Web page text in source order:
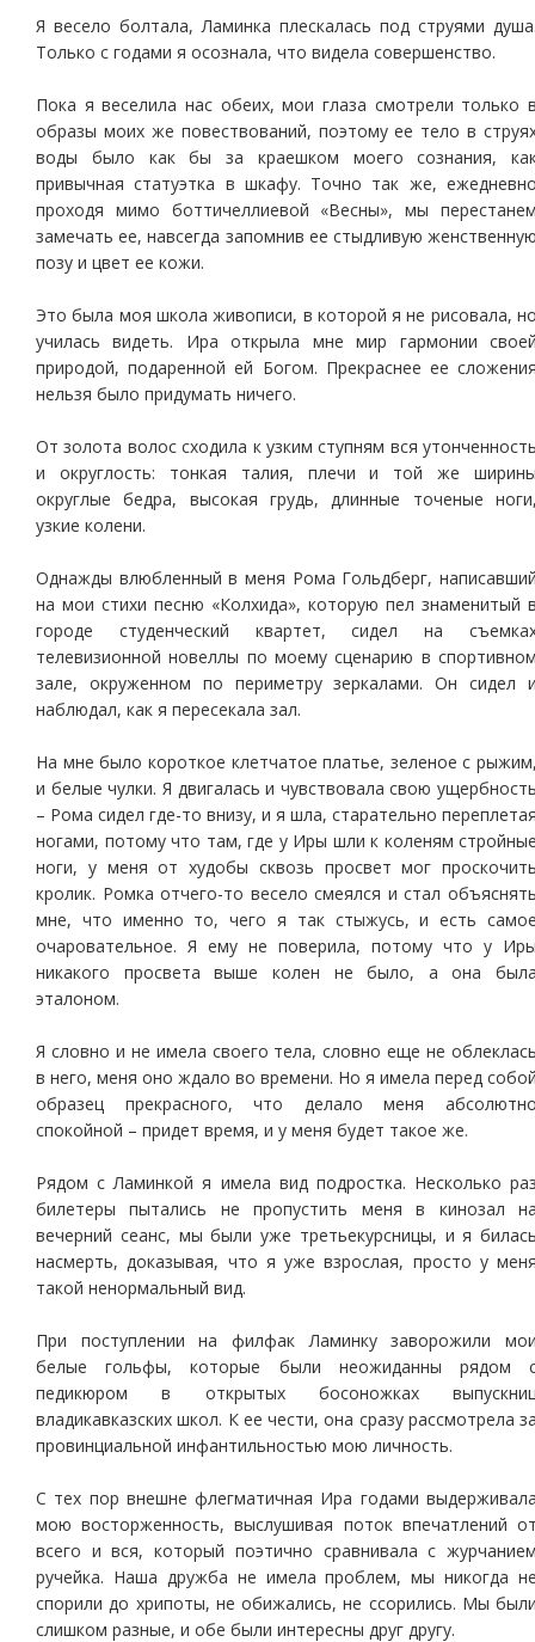
Я весело болтала, Ламинка плескалась под струями
Только с годами я осознала, что видела совершенство.
Пока я веселила нас обеих, мои глаза смотрели только
образы моих же повествований, поэтому ее тело в
воды было как бы за краешком моего сознания,
привычная статуэтка в шкафу. Точно так же,
проходя мимо боттичеллиевой «Весны», мы
замечать ее, навсегда запомнив ее стыдливую
позу и цвет ее кожи.
Это была моя школа живописи, в которой я не рисовала,
училась видеть. Ира открыла мне мир гармонии
природой, подаренной ей Богом. Прекраснее ее
нельзя было придумать ничего.
От золота волос сходила к узким ступням вся
и округлость: тонкая талия, плечи и той же
округлые бедра, высокая грудь, длинные точеные
узкие колени.
Однажды влюбленный в меня Рома Гольдберг,
на мои стихи песню «Колхида», которую пел знаменитый
городе студенческий квартет, сидел на
телевизионной новеллы по моему сценарию в
зале, окруженном по периметру зеркалами. Он сидел
наблюдал, как я пересекала зал.
На мне было короткое клетчатое платье, зеленое с
и белые чулки. Я двигалась и чувствовала свою
– Рома сидел где-то внизу, и я шла, старательно
ногами, потому что там, где у Иры шли к коленям
ноги, у меня от худобы сквозь просвет мог
кролик. Ромка отчего-то весело смеялся и стал
мне, что именно то, чего я так стыжусь, и есть
очаровательное. Я ему не поверила, потому что у
никакого просвета выше колен не было, а она
эталоном.
Я словно и не имела своего тела, словно еще не
в него, меня оно ждало во времени. Но я имела перед
образец прекрасного, что делало меня
спокойной – придет время, и у меня будет такое же.
Рядом с Ламинкой я имела вид подростка. Несколько
билетеры пытались не пропустить меня в кинозал
вечерний сеанс, мы были уже третьекурсницы, и я
насмерть, доказывая, что я уже взрослая, просто у
такой ненормальный вид.
При поступлении на филфак Ламинку заворожили
белые гольфы, которые были неожиданны рядом
педикюром в открытых босоножках
владикавказских школ. К ее чести, она сразу рассмотрела
провинциальной инфантильностью мою личность.
С тех пор внешне флегматичная Ира годами
мою восторженность, выслушивая поток впечатлений
всего и вся, который поэтично сравнивала с
ручейка. Наша дружба не имела проблем, мы никогда
спорили до хрипоты, не обижались, не ссорились. Мы
слишком разные, и обе были интересны друг другу.